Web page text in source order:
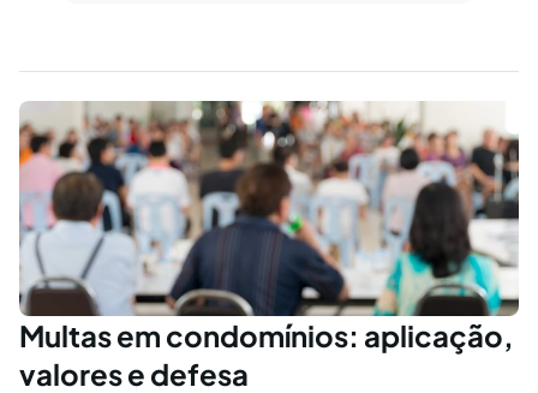
Multas em condomínios: aplicação,
valores e defesa